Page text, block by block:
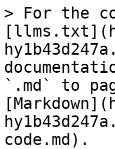
> For the
`.md` to
code.md).